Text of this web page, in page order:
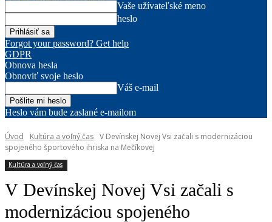
Vaše užívateľské meno
heslo
Forgot your password? Get help
GDPR
Obnova hesla
Obnoviť svoje heslo
Váš e-mail
Heslo vám bude zaslané e-mailom
Úvod Kultúra a voľný čas V Devínskej Novej Vsi začali s modernizáciou
spojeného športového ihriska na Mečíkovej
Kultúra a voľný čas
V Devínskej Novej Vsi začali s
modernizáciou spojeného